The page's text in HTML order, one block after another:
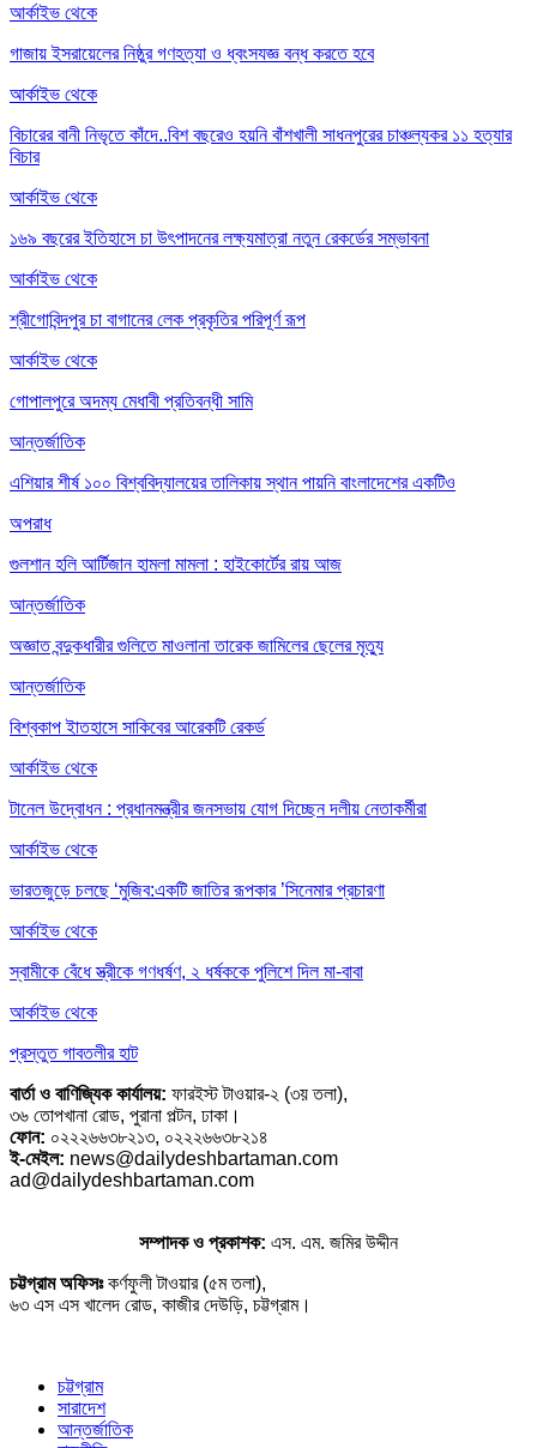
আর্কাইভ থেকে
গাজায় ইসরায়েলের নিষ্ঠুর গণহত্যা ও ধ্বংসযজ্ঞ বন্ধ করতে হবে
আর্কাইভ থেকে
বিচারের বানী নিভৃতে কাঁদে..বিশ বছরেও হয়নি বাঁশখালী সাধনপুরের চাঞ্চল্যকর ১১ হত্যার
বিচার
আর্কাইভ থেকে
১৬৯ বছরের ইতিহাসে চা উৎপাদনের লক্ষ্যমাত্রা নতুন রেকর্ডের সম্ভাবনা
আর্কাইভ থেকে
শ্রীগোবিন্দপুর চা বাগানের লেক প্রকৃতির পরিপূর্ণ রূপ
আর্কাইভ থেকে
গোপালপুরে অদম্য মেধাবী প্রতিবন্ধী সামি
আন্তর্জাতিক
এশিয়ার শীর্ষ ১০০ বিশ্ববিদ্যালয়ের তালিকায় স্থান পায়নি বাংলাদেশের একটিও
অপরাধ
গুলশান হলি আর্টিজান হামলা মামলা : হাইকোর্টের রায় আজ
আন্তর্জাতিক
অজ্ঞাত বন্দুকধারীর গুলিতে মাওলানা তারেক জামিলের ছেলের মৃত্যু
আন্তর্জাতিক
বিশ্বকাপ ইাতহাসে সাকিবের আরেকটি রেকর্ড
আর্কাইভ থেকে
টানেল উদ্বোধন : প্রধানমন্ত্রীর জনসভায় যোগ দিচ্ছেন দলীয় নেতাকর্মীরা
আর্কাইভ থেকে
ভারতজুড়ে চলছে ‘মুজিব:একটি জাতির রূপকার ’সিনেমার প্রচারণা
আর্কাইভ থেকে
স্বামীকে বেঁধে স্ত্রীকে গণধর্ষণ, ২ ধর্ষককে পুলিশে দিল মা-বাবা
আর্কাইভ থেকে
প্রস্তুত গাবতলীর হাট
বার্তা ও বাণিজ্যিক কার্যালয়: ফারইস্ট টাওয়ার-২ (৩য় তলা),
৩৬ তোপখানা রোড, পুরানা পল্টন, ঢাকা।
ফোন: ০২২২৬৬৩৮২১৩, ০২২২৬৬৩৮২১৪
ই-মেইল: news@dailydeshbartaman.com
ad@dailydeshbartaman.com
সম্পাদক ও প্রকাশক: এস. এম. জমির উদ্দীন
চট্টগ্রাম অফিসঃকর্ণফুলী টাওয়ার (৫ম তলা),
৬৩ এস এস খালেদ রোড, কাজীর দেউড়ি, চট্টগ্রাম।
চট্টগ্রাম
সারাদেশ
আন্তর্জাতিক